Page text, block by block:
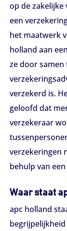
op de
een
het maatwerk
holland aan
ze door
verzekerd is.
geloofd dat
verzekeraar
verzekeringen
behulp van
Waar staat
apc holland